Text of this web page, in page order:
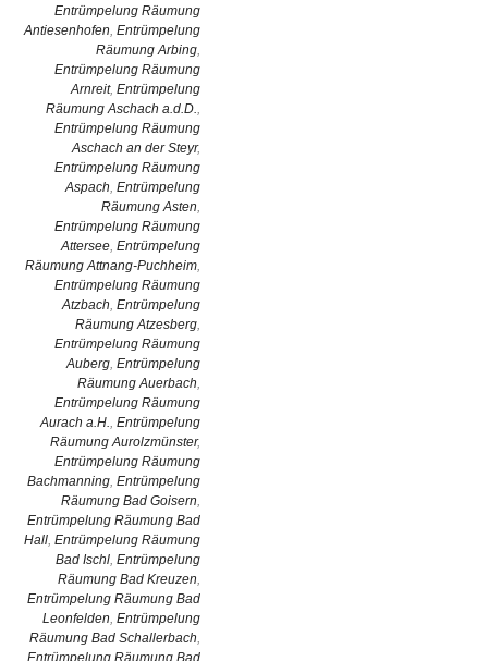
Entrümpelung Räumung
Antiesenhofen, Entrümpelung
Räumung Arbing,
Entrümpelung Räumung
Arnreit, Entrümpelung
Räumung Aschach a.d.D.,
Entrümpelung Räumung
Aschach an der Steyr,
Entrümpelung Räumung
Aspach, Entrümpelung
Räumung Asten,
Entrümpelung Räumung
Attersee, Entrümpelung
Räumung Attnang-Puchheim,
Entrümpelung Räumung
Atzbach, Entrümpelung
Räumung Atzesberg,
Entrümpelung Räumung
Auberg, Entrümpelung
Räumung Auerbach,
Entrümpelung Räumung
Aurach a.H., Entrümpelung
Räumung Aurolzmünster,
Entrümpelung Räumung
Bachmanning, Entrümpelung
Räumung Bad Goisern,
Entrümpelung Räumung Bad
Hall, Entrümpelung Räumung
Bad Ischl, Entrümpelung
Räumung Bad Kreuzen,
Entrümpelung Räumung Bad
Leonfelden, Entrümpelung
Räumung Bad Schallerbach,
Entrümpelung Räumung Bad